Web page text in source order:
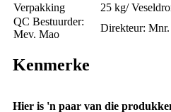
Verpakking
25 kg/
QC Bestuurder:
Mev. Mao
Direkteur:
Kenmerke
Hier is 'n paar van die